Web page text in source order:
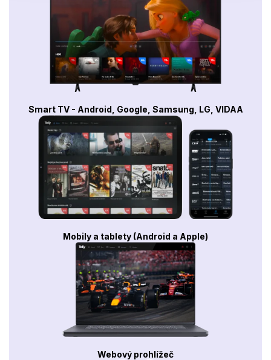
Smart TV - Android, Google, Samsung, LG, VIDAA
Mobily a tablety (Android a Apple)
Webový prohlížeč